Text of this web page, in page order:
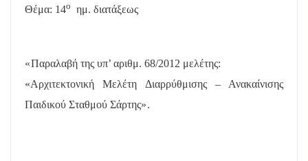
Θέμα: 14ο ημ. διατάξεως
«Παραλαβή της υπ’ αριθμ. 68/2012 μελέτης:
«Αρχιτεκτονική Μελέτη Διαρρύθμισης – Ανακαίνισης
Παιδικού Σταθμού Σάρτης».